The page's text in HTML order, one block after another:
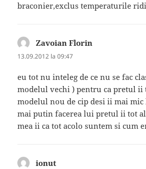
braconier,exclus temperaturile
Zavoian Florin
13.09.2012 la 09:47
eu tot nu inteleg de ce nu se fac
modelul vechi ) pentru ca pretul ii
modelul nou de cip desi ii mai mic
mai putin facerea lui pretul ii tot
mea ii ca tot acolo suntem si cum
ionut